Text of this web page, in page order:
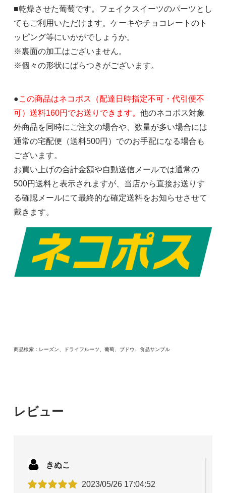
■乾燥させた葡萄です。フェイクスイーツのパーツとし
てもご利用いただけます。ケーキやチョコレートのト
ッピング等にいかがでしょうか。
※裏面の加工はございません。
※個々の形状にばらつきがございます。
●この商品はネコポス（配達日時指定不可・代引便不
可）送料160円でお送りできます。 他のネコポス対象
外商品を同時にご注文の場合や、数量が多い場合には
通常の宅配便（送料500円）でのお手配になる場合も
ございます。
お買い上げの合計金額や自動送信メールでは通常の
500円送料と表示されますが、当店から直接お送りす
る確認メールにて最終的な確定送料をお知らせさせて
戴きます。
商品検索：レーズン、ドライフルーツ、葡萄、ブドウ、食品サンプル
レビュー
きぬこ
2023/05/26 17:04:52